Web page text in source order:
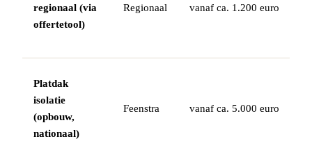
regionaal (via
offertetool)
Regionaal vanaf ca. 1.200 euro
Platdak
isolatie
(opbouw,
nationaal)
Feenstra vanaf ca. 5.000 euro